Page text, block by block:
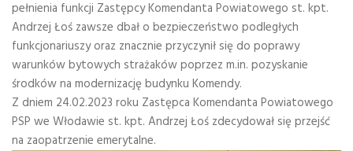
pełnienia funkcji Zastępcy Komendanta Powiatowego st. kpt.
Andrzej Łoś zawsze dbał o bezpieczeństwo podległych
funkcjonariuszy oraz znacznie przyczynił się do poprawy
warunków bytowych strażaków poprzez m.in. pozyskanie
środków na modernizację budynku Komendy.
Z dniem 24.02.2023 roku Zastępca Komendanta Powiatowego
PSP we Włodawie st. kpt. Andrzej Łoś zdecydował się przejść
na zaopatrzenie emerytalne.